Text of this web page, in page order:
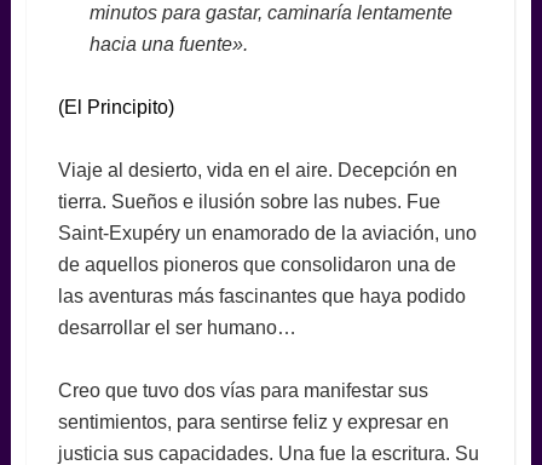
minutos para gastar, caminaría lentamente
hacia una fuente».
(El Principito)
Viaje al desierto, vida en el aire. Decepción en
tierra. Sueños e ilusión sobre las nubes. Fue
Saint-Exupéry un enamorado de la aviación, uno
de aquellos pioneros que consolidaron una de
las aventuras más fascinantes que haya podido
desarrollar el ser humano…
Creo que tuvo dos vías para manifestar sus
sentimientos, para sentirse feliz y expresar en
justicia sus capacidades. Una fue la escritura. Su